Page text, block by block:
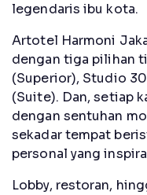
legendaris ibu kota.
Artotel Harmoni
dengan tiga pilihan
(Superior), Studio
(Suite). Dan, setiap
dengan sentuhan
sekadar tempat
personal yang
Lobby, restoran,